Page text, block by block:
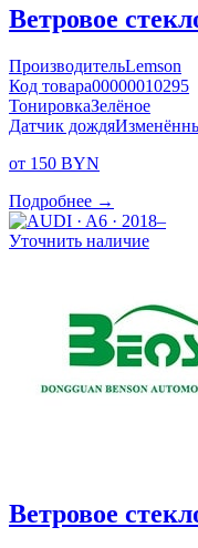
Ветровое
ПроизводительLemson
Код товара00000010295
ТонировкаЗелёное
Датчик дождя
от 150 BYN
Подробнее →
Уточнить наличие
Ветровое